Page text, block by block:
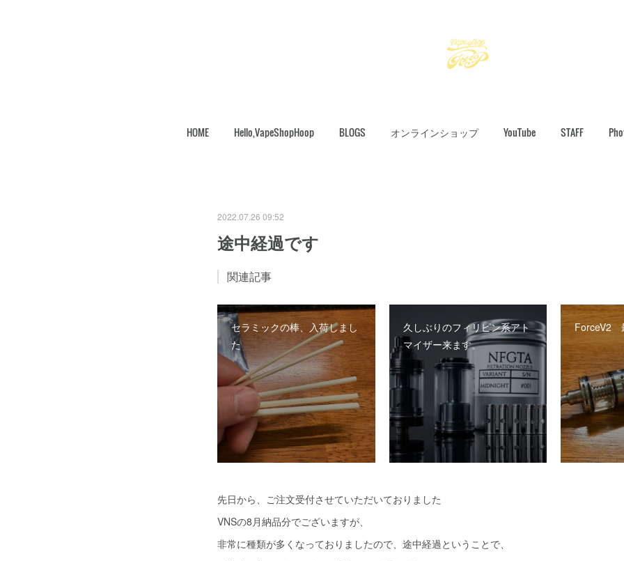
HOME Hello,VapeShopHoop BLOGS オンラインショップ YouTube STAFF
2022.07.26 09:52
途中経過です
関連記事
セラミックの棒、入荷しまし
た
久しぶりのフィリピン系アト
マイザー来ます。
ForceV2
先日から、ご注文受付させていただいておりました
VNSの8月納品分でございますが、
非常に種類が多くなっておりましたので、途中経過ということで、